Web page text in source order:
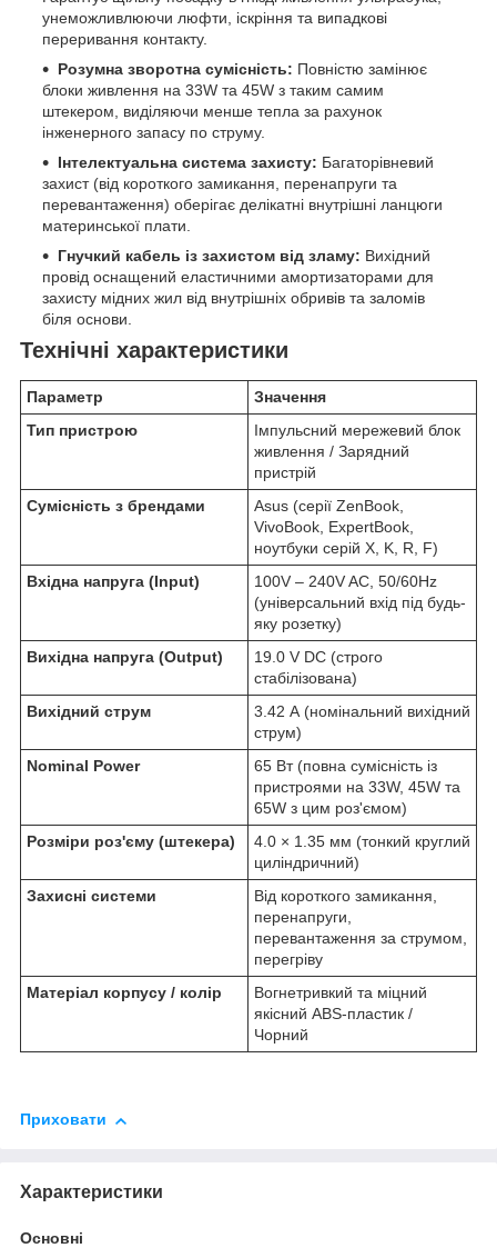
унеможливлюючи люфти, іскріння та випадкові
переривання контакту.
Розумна зворотна сумісність: Повністю замінює
блоки живлення на 33W та 45W з таким самим
штекером, виділяючи менше тепла за рахунок
інженерного запасу по струму.
Інтелектуальна система захисту: Багаторівневий
захист (від короткого замикання, перенапруги та
перевантаження) оберігає делікатні внутрішні ланцюги
материнської плати.
Гнучкий кабель із захистом від зламу: Вихідний
провід оснащений еластичними амортизаторами для
захисту мідних жил від внутрішніх обривів та заломів
біля основи.
Технічні характеристики
Параметр
Значення
Тип пристрою
Імпульсний мережевий блок
живлення / Зарядний
пристрій
Сумісність з брендами
Asus (серії ZenBook,
VivoBook, ExpertBook,
ноутбуки серій X, K, R, F)
Вхідна напруга (Input)
100V – 240V AC, 50/60Hz
(універсальний вхід під будь-
яку розетку)
Вихідна напруга (Output)
19.0 V DC (строго
стабілізована)
Вихідний струм
3.42 А (номінальний вихідний
струм)
Nominal Power
65 Вт (повна сумісність із
пристроями на 33W, 45W та
65W з цим роз'ємом)
Розміри роз'єму (штекера)
4.0 × 1.35 мм (тонкий круглий
циліндричний)
Захисні системи
Від короткого замикання,
перенапруги,
перевантаження за струмом,
перегріву
Матеріал корпусу / колір
Вогнетривкий та міцний
якісний ABS-пластик /
Чорний
Приховати
Характеристики
Основні